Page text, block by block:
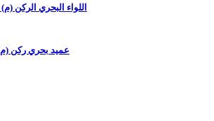
اللواء البحري الركن
عميد بحري ركن